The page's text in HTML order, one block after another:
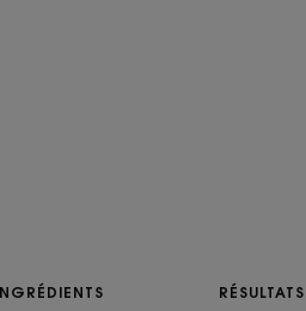
mousser le
RÉSULTATS